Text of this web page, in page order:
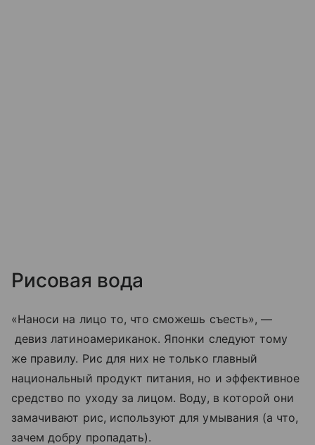
Рисовая вода
«Наноси на лицо то, что сможешь съесть», —
девиз латиноамериканок. Японки следуют тому
же правилу. Рис для них не только главный
национальный продукт питания, но и эффективное
средство по уходу за лицом. Воду, в которой они
замачивают рис, используют для умывания (а что,
зачем добру пропадать).